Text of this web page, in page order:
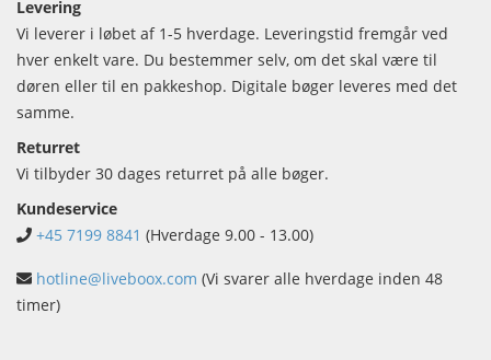
Levering
Vi leverer i løbet af 1-5 hverdage. Leveringstid fremgår ved
hver enkelt vare. Du bestemmer selv, om det skal være til
døren eller til en pakkeshop. Digitale bøger leveres med det
samme.
Returret
Vi tilbyder 30 dages returret på alle bøger.
Kundeservice
+45 7199 8841 (Hverdage 9.00 - 13.00)
hotline@liveboox.com (Vi svarer alle hverdage inden 48
timer)